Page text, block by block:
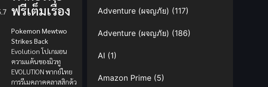
ฟรีเต็มเรื่อง
Pokemon Mewtwo
Strikes Back
Evolution โปเกมอน
ความแค้นของมิวทู
EVOLUTION พากย์ไทย
การรีเมคภาคคลาสสิกด้ว
Adventure (ผจญภัย) (117)
Adventure (ผจญภัย) (186)
AI (1)
Amazon Prime (5)